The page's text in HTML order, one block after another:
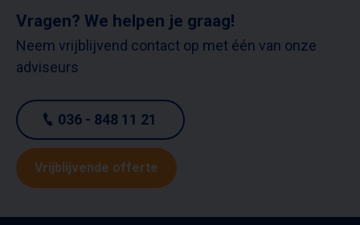
Vragen? We helpen je graag!
Neem vrijblijvend contact op met één van onze
adviseurs
036 - 848 11 21
Vrijblijvende offerte